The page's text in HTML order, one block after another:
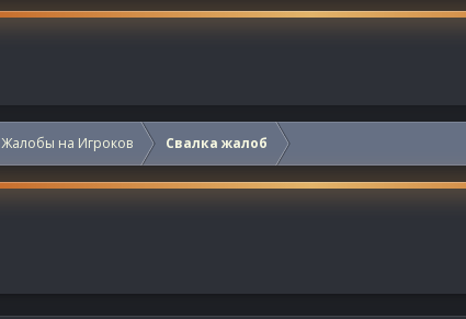
Жалобы на Игроков Свалка жалоб